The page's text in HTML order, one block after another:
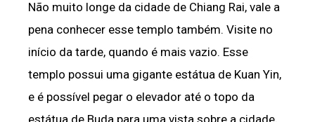
Não muito longe da cidade de Chiang Rai, vale a
pena conhecer esse templo também. Visite no
início da tarde, quando é mais vazio. Esse
templo possui uma gigante estátua de Kuan Yin,
e é possível pegar o elevador até o topo da
estátua de Buda para uma vista sobre a cidade,